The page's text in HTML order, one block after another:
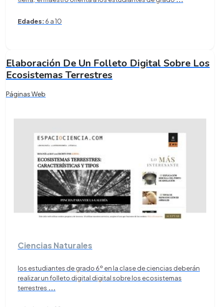
Edades: 6 a 10
Elaboración De Un Folleto Digital Sobre Los
Ecosistemas Terrestres
Páginas Web
Ciencias Naturales
los estudiantes de grado 6º en la clase de ciencias deberán
realizar un folleto digital digital sobre los ecosistemas
terrestres ...